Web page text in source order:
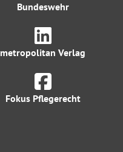
Bundeswehr
metropolitan Verlag
Fokus Pflegerecht